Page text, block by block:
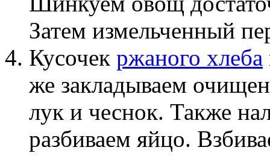
Затем измельченный
Кусочек ржаного хлеба
же закладываем
лук и чеснок. Также
разбиваем яйцо.